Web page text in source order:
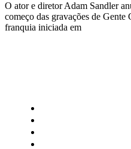
O ator e diretor Adam Sandler
começo das gravações de
franquia iniciada em